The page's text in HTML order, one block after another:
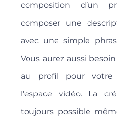
composition d’un
composer une
avec une simple
Vous aurez aussi
au profil pour votre
l’espace vidéo. La
toujours possible